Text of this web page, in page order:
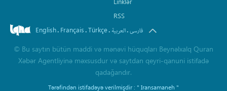
RSS
English. Français.Türkçe. العربیة.فارسی
© Bu saytın bütün maddi və mənəvi hüquqları Beynəlxalq Quran
Xəbər Agentliyinə məxsusdur və saytdan qeyri-qanuni istifadə
qadağandır.
Tərəfindən istifadəyə verilmişdir : " Iransamaneh "